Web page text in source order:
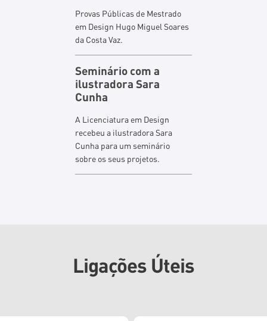
Provas Públicas de Mestrado
em Design Hugo Miguel Soares
da Costa Vaz.
Seminário com a
ilustradora Sara
Cunha
A Licenciatura em Design
recebeu a ilustradora Sara
Cunha para um seminário
sobre os seus projetos.
Ligações Úteis